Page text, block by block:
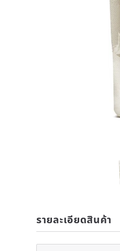
รายละเอียดสินค้า